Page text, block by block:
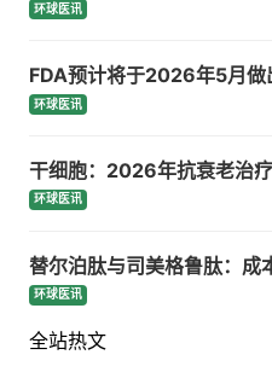
环球医讯
FDA预计将于2026年5月做
环球医讯
干细胞：2026年抗衰老治
环球医讯
替尔泊肽与司美格鲁肽：成
环球医讯
全站热文